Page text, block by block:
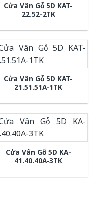
Cửa Vân Gỗ 5D KAT-
22.52-2TK
Cửa Vân Gỗ 5D KAT-
21.51.51A-1TK
Cửa Vân Gỗ 5D KA-
41.40.40A-3TK